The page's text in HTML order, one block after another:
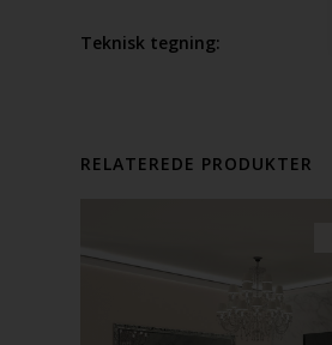
Teknisk tegning:
RELATEREDE PRODUKTER